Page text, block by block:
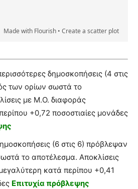
δημοσκοπήσεις (4 στις
των ορίων σωστά το
με Μ.Ο. διαφοράς
+0,72 ποσοστιαίες μονάδες
(6 στις 6) πρόβλεψαν
το αποτέλεσμα. Αποκλίσεις
κατά περίπου +0,41
Επιτυχία πρόβλεψης